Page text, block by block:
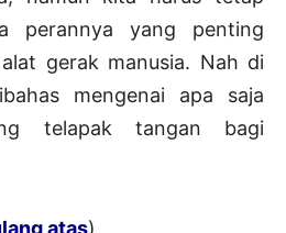
perannya yang penting
gerak manusia. Nah di
mengenai apa saja
telapak tangan bagi
atas)